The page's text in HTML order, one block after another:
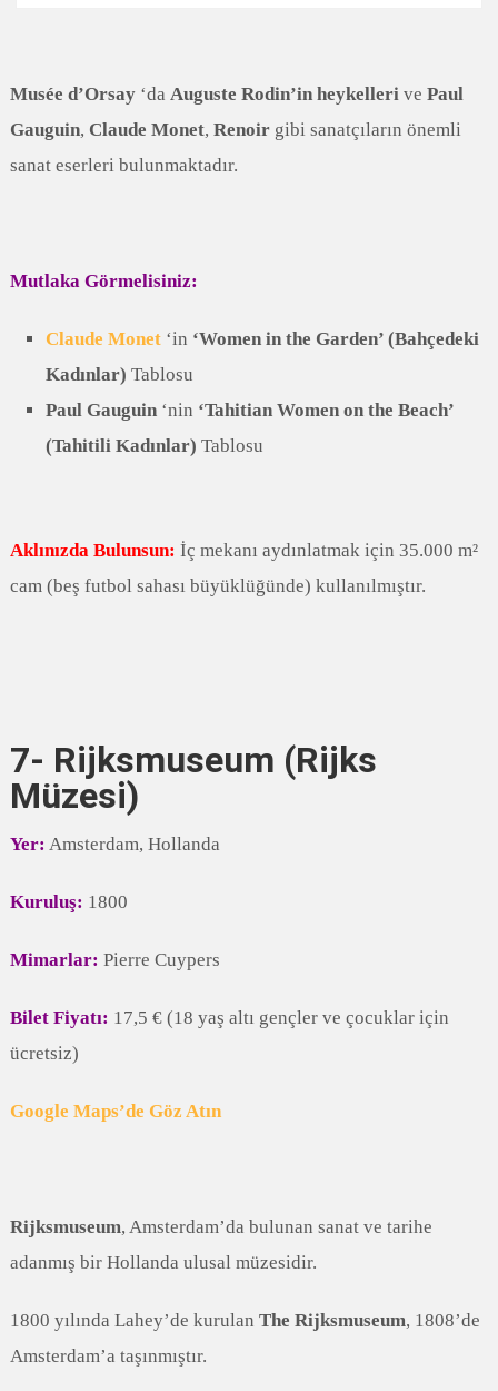
Musée d’Orsay ‘da Auguste Rodin’in heykellerive Paul
Gauguin, Claude Monet, Renoirgibi sanatçıların önemli
sanat eserleri bulunmaktadır.
Mutlaka Görmelisiniz:
Claude Monet ‘in ‘Women in the Garden’ (Bahçedeki
Kadınlar) Tablosu
Paul Gauguin ‘nin ‘Tahitian Women on the Beach’
(Tahitili Kadınlar) Tablosu
Aklınızda Bulunsun: İç mekanı aydınlatmak için 35.000 m²
cam (beş futbol sahası büyüklüğünde) kullanılmıştır.
7- Rijksmuseum (Rijks
Müzesi)
Yer: Amsterdam, Hollanda
Kuruluş: 1800
Mimarlar: Pierre Cuypers
Bilet Fiyatı: 17,5 € (18 yaş altı gençler ve çocuklar için
ücretsiz)
Google Maps’de Göz Atın
Rijksmuseum, Amsterdam’da bulunan sanat ve tarihe
adanmış bir Hollanda ulusal müzesidir.
1800 yılında Lahey’de kurulan The Rijksmuseum, 1808’de
Amsterdam’a taşınmıştır.